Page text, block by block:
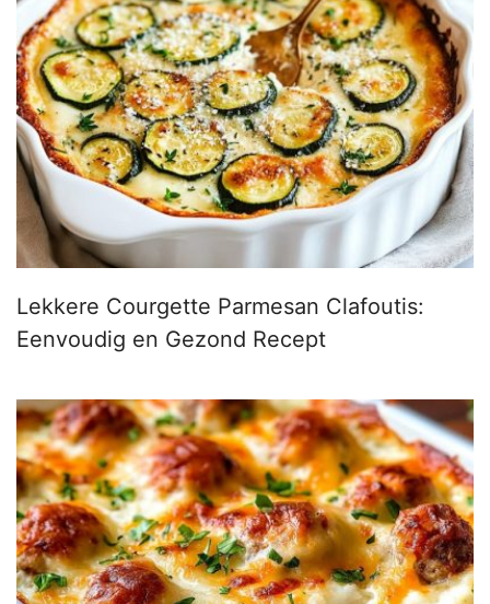
Lekkere Courgette Parmesan Clafoutis:
Eenvoudig en Gezond Recept